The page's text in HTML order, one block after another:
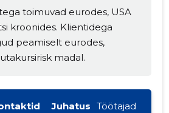
toimuvad eurodes, USA
kroonides. Klientidega
peamiselt eurodes,
madal.
Juhatus Töötajad